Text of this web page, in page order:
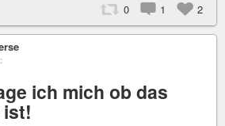
0 1 2
ich mich ob das